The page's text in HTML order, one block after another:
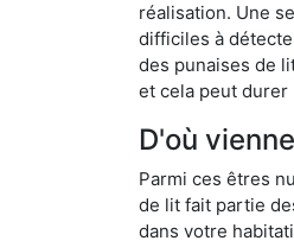
réalisation. Une
difficiles à
des punaises de
et cela peut durer
D'où
Parmi ces êtres
de lit fait partie
dans votre